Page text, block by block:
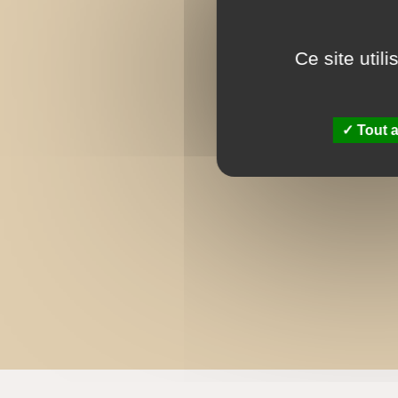
Ce site
Tout